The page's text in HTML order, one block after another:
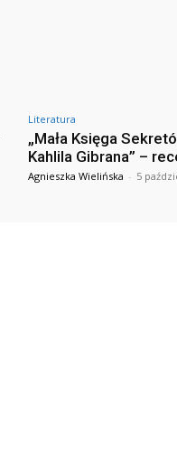
Literatura
„Mała Księga
Kahlila Gibrana” –
Agnieszka Wielińska - 5